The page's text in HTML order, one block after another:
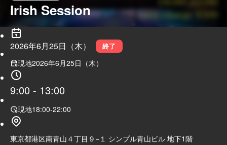
Irish Session
2026年6月25日（木） 終了
現地2026年6月25日（木）
9:00 - 13:00
現地18:00-22:00
東京都港区南青山４丁目９−１ シンプル青山ビル 地下1階